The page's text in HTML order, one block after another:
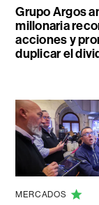
Grupo Argos
millonaria
acciones y
duplicar el
MERCADOS